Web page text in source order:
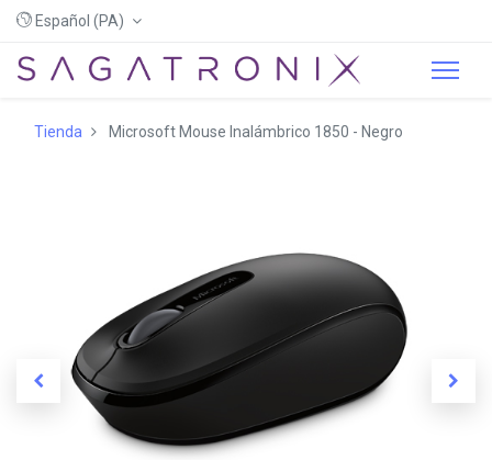
Español (PA)
Tienda Microsoft Mouse Inalámbrico 1850 - Negro